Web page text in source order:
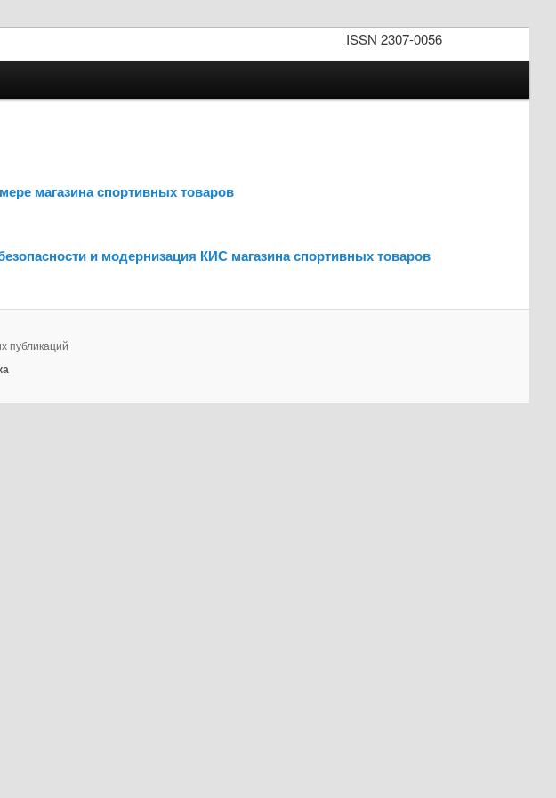
ISSN 2307-0056
магазина спортивных товаров
и модернизация КИС магазина спортивных товаров
публикаций